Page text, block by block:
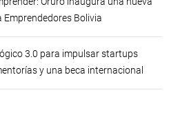
Emprendedores Bolivia
3.0 para impulsar startups
y una beca internacional